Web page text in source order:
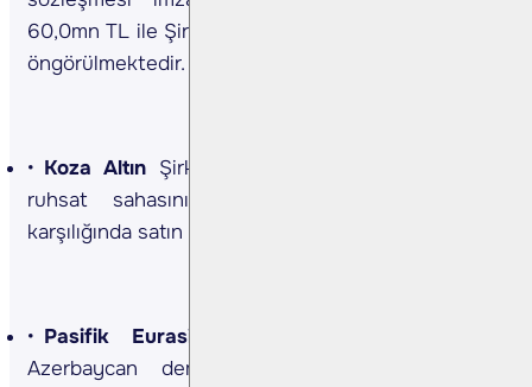
60,0mn TL ile Şirketin satışlarına katkı sağlayacağı
öngörülmektedir. (Kaynak: KAP)
Koza Altın Şirket Nevşehir Avanos ilçesindeki
ruhsat sahasını 800bin ABD Doları bedel
karşılığında satın almıştır. (Kaynak: KAP)
Pasifik Eurasia Lojistik
Azerbaycan demiryolu hattında geliştirmekte